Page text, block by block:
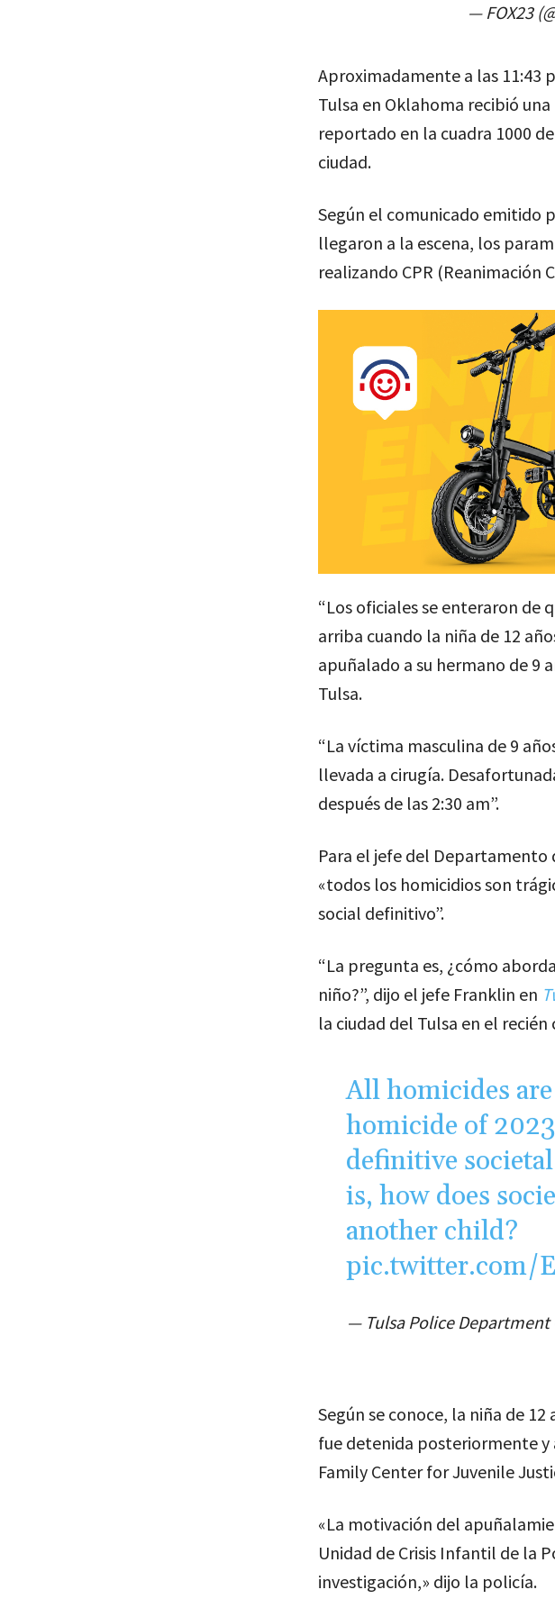
— FOX23
Aproximadamente a las 11:43
Tulsa en Oklahoma recibió
reportado en la cuadra 1000
ciudad.
Según el comunicado emitido
llegaron a la escena, los
realizando CPR (Reanimación
“Los oficiales se enteraron de
arriba cuando la niña de 12
apuñalado a su hermano de 9
Tulsa.
“La víctima masculina de 9
llevada a cirugía.
después de las 2:30 am”.
Para el jefe del Departamento
«todos los homicidios son
social definitivo”.
“La pregunta es, ¿cómo
niño?”, dijo el jefe Franklin en
la ciudad del Tulsa en el
All homicides
homicide of
definitive
is, how does
another child?
pic.twitter.com/
— Tulsa Police
Según se conoce, la niña de
fue detenida posteriormente
Family Center for Juvenile
«La motivación del
Unidad de Crisis Infantil de la
investigación,» dijo la policía.